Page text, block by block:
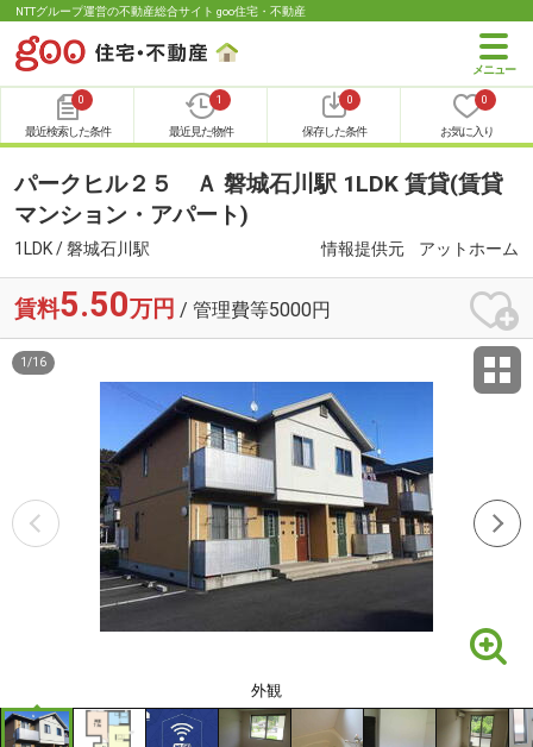
NTTグループ運営の不動産総合サイト goo住宅・不動産
0
最近検索した条件
1
最近見た物件
0
保存した条件
0
お気に入り
パークヒル２５ Ａ 磐城石川駅 1LDK 賃貸(賃貸
マンション・アパート)
1LDK / 磐城石川駅 情報提供元 アットホーム
賃料5.50万円 / 管理費等5000円
外観
1 /16